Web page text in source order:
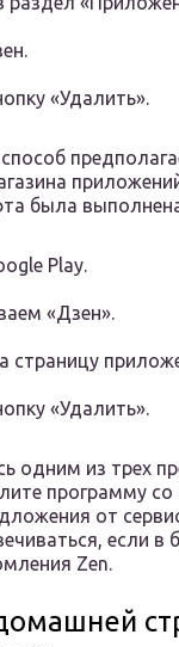
«Удалить».
была
Play.
«Дзен».
страницу
«Удалить».
одним из трех
программу со
от
если в
Zen.